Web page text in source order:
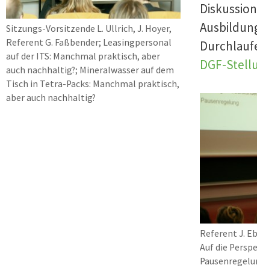
Sitzungs-Vorsitzende L. Ullrich, J. Hoyer,
Referent G. Faßbender; Leasingpersonal
auf der ITS: Manchmal praktisch, aber
auch nachhaltig?; Mineralwasser auf dem
Tisch in Tetra-Packs: Manchmal praktisch,
aber auch nachhaltig?
DGF-
Referent J.
Auf die